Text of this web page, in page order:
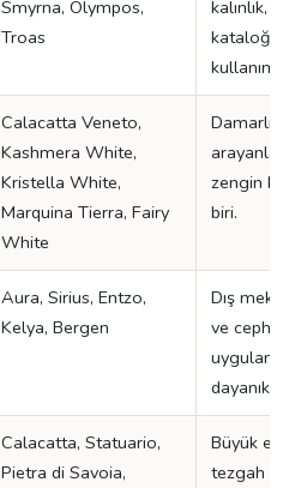
Smyrna, Olympos,
Troas
kalınlık,
kataloğu,
Calacatta Veneto,
Kashmera White,
Kristella White,
Marquina Tierra, Fairy
White
Damarlı
arayanlar
zengin
biri.
Aura, Sirius, Entzo,
Kelya, Bergen
Dış
ve cephe
dayanıklı
Calacatta, Statuario,
Pietra di Savoia,
Büyük
tezgah +